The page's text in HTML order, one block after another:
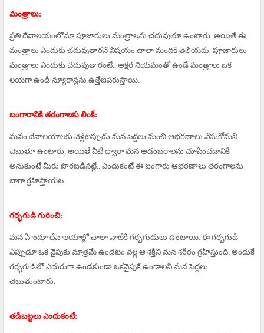
మంత్రాలు:
ప్రతి దేవాలయంలోనూ పూజారులు మంత్రాలను చదువుతూ ఉంటారు. అయితే ఈ
మంత్రాలు ఎందుకు చదువుతారనే విషయం చాలా మందికి తెలియదు. పూజారులు
మంత్రాలు ఎందుకు చదువుతారంటే.. అక్షర నియమంతో ఉండే మంత్రాలు ఒక
లయగా ఉండి న్యూరాన్లను ఉత్తేజపరుస్తాయి.
బంగారానికి తరంగాలకు లింక్:
మనం దేవాలయాలకు వెళ్లేటప్పుడు మన పెద్దలు మంచి ఆభరణాలు వేసుకోమని
చెబుతూ ఉంటారు. అయితే వీటి ద్వారా మన ఆడంబరాలను చూపించడానికి
అనుకుంటే మీరు పొరబడినట్లే.. ఎందుకంటే ఈ బంగారు ఆభరణాలు తరంగాలను
బాగా గ్రహిస్తాయట.
గర్భగుడి గురించి:
మన హిందూ దేవాలయాల్లో చాలా వాటికి గర్భగుడులు ఉంటాయి. ఈ గర్భగుడి
ఎప్పుడూ ఒక వైపుకు మాత్రమే ఉండటం వల్ల ఆ శక్తిని మన శరీరం గ్రహిస్తుంది. అందుకే
గర్భగుడిలో ఎదురుగా ఉండకుండా ఒకవైపుకే ఉండాలని మన పెద్దలు
చెబుతుంటారు.
తడిబట్టలు ఎందుకంటే: